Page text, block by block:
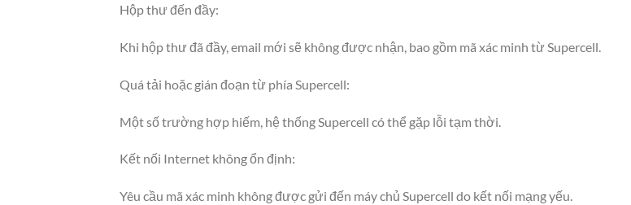
Hộp thư đến đầy:
Khi hộp thư đã đầy, email mới sẽ không được nhận, bao gồm mã xác minh từ Supercell.
Quá tải hoặc gián đoạn từ phía Supercell:
Một số trường hợp hiếm, hệ thống Supercell có thể gặp lỗi tạm thời.
Kết nối Internet không ổn định:
Yêu cầu mã xác minh không được gửi đến máy chủ Supercell do kết nối mạng yếu.